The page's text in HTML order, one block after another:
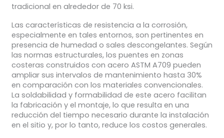
tradicional en alrededor de 70 ksi.
Las características de resistencia a la corrosión,
especialmente en tales entornos, son pertinentes en
presencia de humedad o sales descongelantes. Según
las normas estructurales, los puentes en zonas
costeras construidos con acero ASTM A709 pueden
ampliar sus intervalos de mantenimiento hasta 30%
en comparación con los materiales convencionales.
La soldabilidad y formabilidad de este acero facilitan
la fabricación y el montaje, lo que resulta en una
reducción del tiempo necesario durante la instalación
en el sitio y, por lo tanto, reduce los costos generales.